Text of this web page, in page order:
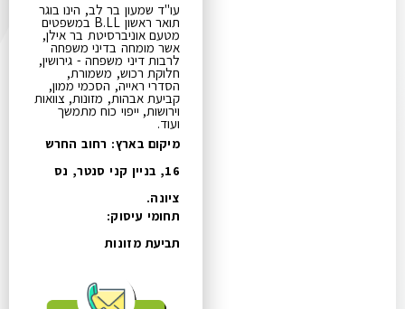
עו"ד שמעון בר לב, הינו בוגר
תואר ראשון B.LL במשפטים
מטעם אוניברסיטת בר אילן,
אשר מומחה בדיני משפחה
לרבות דיני משפחה - גירושין,
חלוקת רכוש, משמורת,
הסדרי ראייה, הסכמי ממון,
קביעת אבהות, מזונות, צוואות
וירושות, ייפוי כוח מתמשך
ועוד.
מיקום בארץ: רחוב החרש
16, בניין קני סנטר, נס
ציונה.
תחומי עיסוק:
תביעת מזונות